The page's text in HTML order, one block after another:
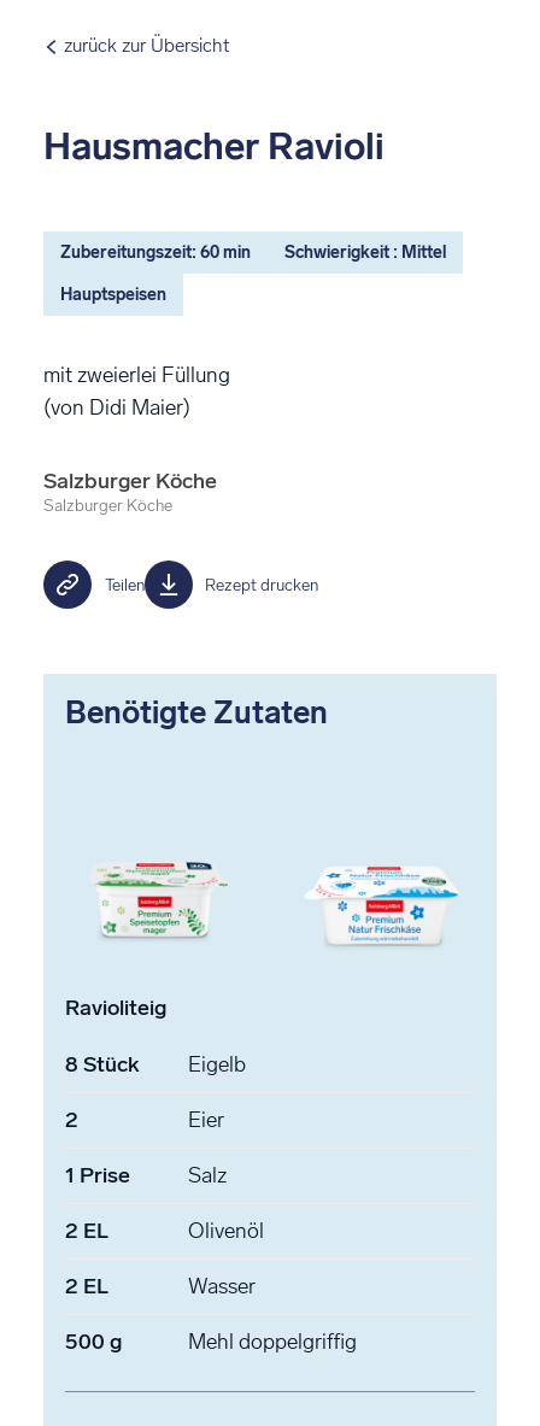
zurück zur Übersicht
Hausmacher Ravioli
Zubereitungszeit: 60 min Schwierigkeit : Mittel
Hauptspeisen
mit zweierlei Füllung
(von Didi Maier)
Salzburger Köche
Salzburger Köche
Teilen Rezept drucken
Benötigte Zutaten
Ravioliteig
8 Stück Eigelb
2 Eier
1 Prise Salz
2 EL Olivenöl
2 EL Wasser
500 g Mehl doppelgriffig